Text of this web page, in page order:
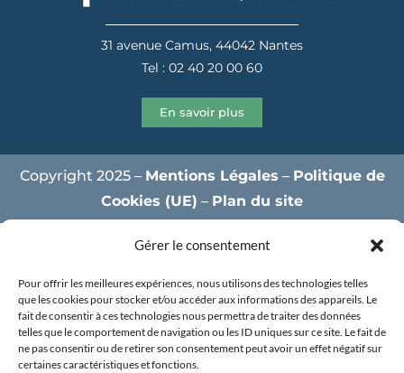
Gérer le consentement
Pour offrir les meilleures expériences, nous utilisons des technologies telles
que les cookies pour stocker et/ou accéder aux informations des appareils. Le
fait de consentir à ces technologies nous permettra de traiter des données
telles que le comportement de navigation ou les ID uniques sur ce site. Le fait de
ne pas consentir ou de retirer son consentement peut avoir un effet négatif sur
certaines caractéristiques et fonctions.
31 avenue Camus, 44042 Nantes
Tel : 02 40 20 00 60
En savoir plus
Copyright 2025 – Mentions Légales – Politique de
Cookies (UE) – Plan du site